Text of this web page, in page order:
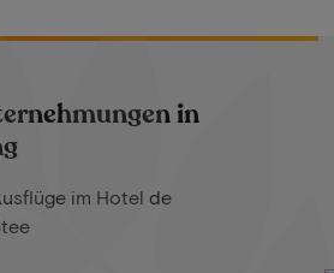
in
im Hotel de